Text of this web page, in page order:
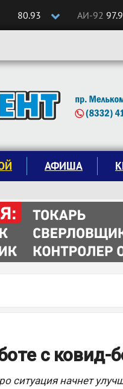
80.93 АИ-92
АФИША
с ковид-
ситуация начнет